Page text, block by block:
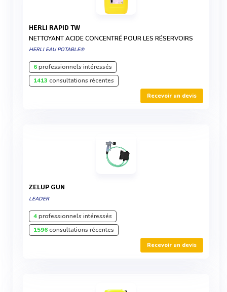
HERLI RAPID TW
NETTOYANT ACIDE CONCENTRÉ POUR LES RÉSERVOIRS
HERLI EAU POTABLE®
6professionnels intéressés
1413 consultations récentes
Recevoir un devis
ZELUP GUN
LEADER
4professionnels intéressés
1596consultations récentes
Recevoir un devis